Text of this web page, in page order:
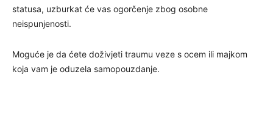
statusa, uzburkat će vas ogorčenje zbog osobne
neispunjenosti.
Moguće je da ćete doživjeti traumu veze s ocem ili majkom
koja vam je oduzela samopouzdanje.